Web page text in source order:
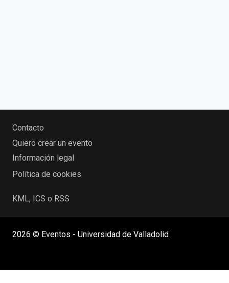
Contacto
Quiero crear un evento
Información legal
Política de cookies
KML, ICS o RSS
2026 © Eventos - Universidad de Valladolid